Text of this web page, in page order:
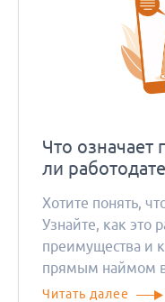
Что означает
ли
Хотите понять,
Узнайте, как это
преимущества и
прямым наймом
статье в блоге.
Читать далее